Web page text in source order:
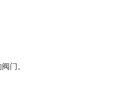
门。